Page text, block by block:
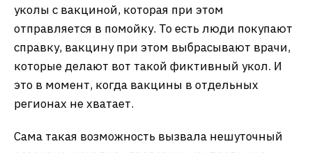
уколы с вакциной, которая при этом
отправляется в помойку. То есть люди покупают
справку, вакцину при этом выбрасывают врачи,
которые делают вот такой фиктивный укол. И
это в момент, когда вакцины в отдельных
регионах не хватает.
Сама такая возможность вызвала нешуточный